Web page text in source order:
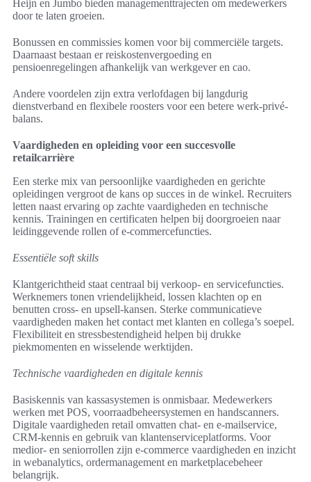
Heijn en Jumbo bieden managementtrajecten om medewerkers
door te laten groeien.
Bonussen en commissies komen voor bij commerciële targets.
Daarnaast bestaan er reiskostenvergoeding en
pensioenregelingen afhankelijk van werkgever en cao.
Andere voordelen zijn extra verlofdagen bij langdurig
dienstverband en flexibele roosters voor een betere werk-privé-
balans.
Vaardigheden en opleiding voor een succesvolle
retailcarrière
Een sterke mix van persoonlijke vaardigheden en gerichte
opleidingen vergroot de kans op succes in de winkel. Recruiters
letten naast ervaring op zachte vaardigheden en technische
kennis. Trainingen en certificaten helpen bij doorgroeien naar
leidinggevende rollen of e-commercefuncties.
Essentiële soft skills
Klantgerichtheid staat centraal bij verkoop- en servicefuncties.
Werknemers tonen vriendelijkheid, lossen klachten op en
benutten cross- en upsell-kansen. Sterke communicatieve
vaardigheden maken het contact met klanten en collega’s soepel.
Flexibiliteit en stressbestendigheid helpen bij drukke
piekmomenten en wisselende werktijden.
Technische vaardigheden en digitale kennis
Basiskennis van kassasystemen is onmisbaar. Medewerkers
werken met POS, voorraadbeheersystemen en handscanners.
Digitale vaardigheden retail omvatten chat- en e-mailservice,
CRM-kennis en gebruik van klantenserviceplatforms. Voor
medior- en seniorrollen zijn e-commerce vaardigheden en inzicht
in webanalytics, ordermanagement en marketplacebeheer
belangrijk.